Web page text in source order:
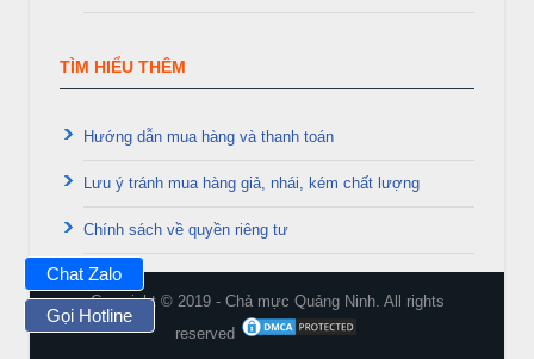
TÌM HIỂU THÊM
Hướng dẫn mua hàng và thanh toán
Lưu ý tránh mua hàng giả, nhái, kém chất lượng
Chính sách về quyền riêng tư
Copyright © 2019 - Chả mực Quảng Ninh. All rights
reserved
Chat Zalo
Gọi Hotline